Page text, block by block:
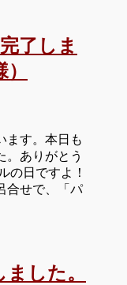
了しま
ます。本日も
。ありがとう
の日ですよ！
合せで、「パ
した。